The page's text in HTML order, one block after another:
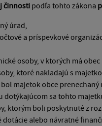
činnosti podľa tohto zákona
úrad,
a príspevkové
osoby, v ktorých má
ktoré nakladajú s
majetok obce prenechaný
dotýkajúcom sa tohto
ktorým boli poskytnuté z
dotácie alebo návratné